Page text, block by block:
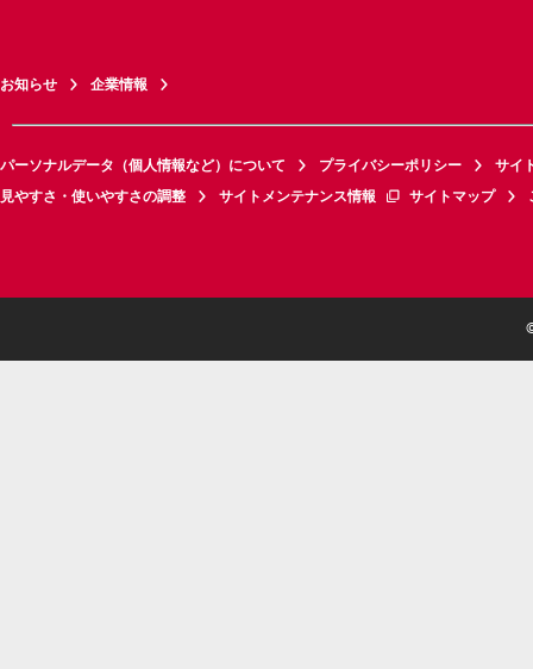
お知らせ 企業情報
パーソナルデータ（個人情報など）について プライバシーポリシー
サイ
見やすさ・使いやすさの調整
サイトメンテナンス情報 サイトマップ